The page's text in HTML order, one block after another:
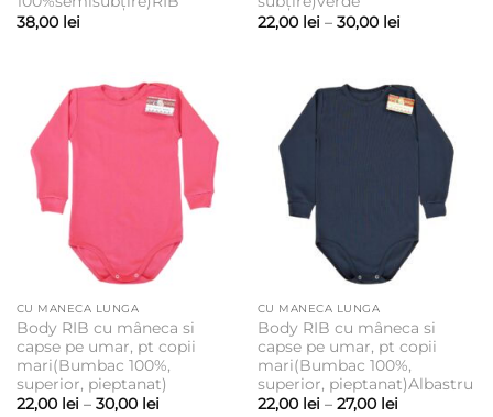
38,00 lei
22,00 lei – 30,00 leiInterval
la
30,00 lei
CU MANECA LUNGA
Body RIB cu mâneca si
capse pe umar, pt copii
mari(Bumbac 100%,
superior, pieptanat)
22,00 lei – 30,00 leiInterval
CU MANECA LUNGA
Body RIB cu mâneca si
capse pe umar, pt copii
mari(Bumbac 100%,
superior, pieptanat)Albastru
22,00 lei – 27,00 leiInterval